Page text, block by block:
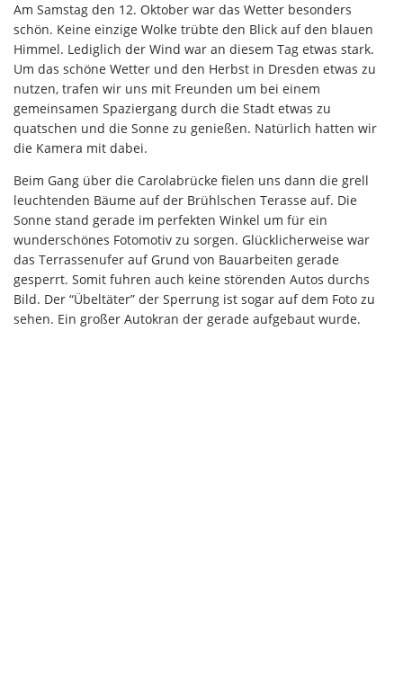
Am Samstag den 12. Oktober war das Wetter besonders
schön. Keine einzige Wolke trübte den Blick auf den blauen
Himmel. Lediglich der Wind war an diesem Tag etwas stark.
Um das schöne Wetter und den Herbst in Dresden etwas zu
nutzen, trafen wir uns mit Freunden um bei einem
gemeinsamen Spaziergang durch die Stadt etwas zu
quatschen und die Sonne zu genießen. Natürlich hatten wir
die Kamera mit dabei.
Beim Gang über die Carolabrücke fielen uns dann die grell
leuchtenden Bäume auf der Brühlschen Terasse auf. Die
Sonne stand gerade im perfekten Winkel um für ein
wunderschönes Fotomotiv zu sorgen. Glücklicherweise war
das Terrassenufer auf Grund von Bauarbeiten gerade
gesperrt. Somit fuhren auch keine störenden Autos durchs
Bild. Der “Übeltäter” der Sperrung ist sogar auf dem Foto zu
sehen. Ein großer Autokran der gerade aufgebaut wurde.